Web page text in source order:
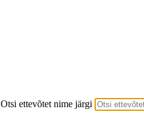
Otsi ettevõtet nime järgi